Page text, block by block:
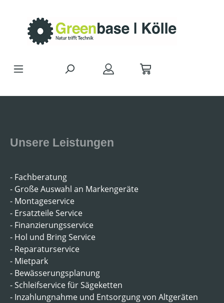
Unsere Leistungen
- Fachberatung
- Große Auswahl an Markengeräte
- Montageservice
- Ersatzteile Service
- Finanzierungsservice
- Hol und Bring Service
- Reparaturservice
- Mietpark
- Bewässerungsplanung
- Schleifservice für Sägeketten
- Inzahlungnahme und Entsorgung von Altgeräten